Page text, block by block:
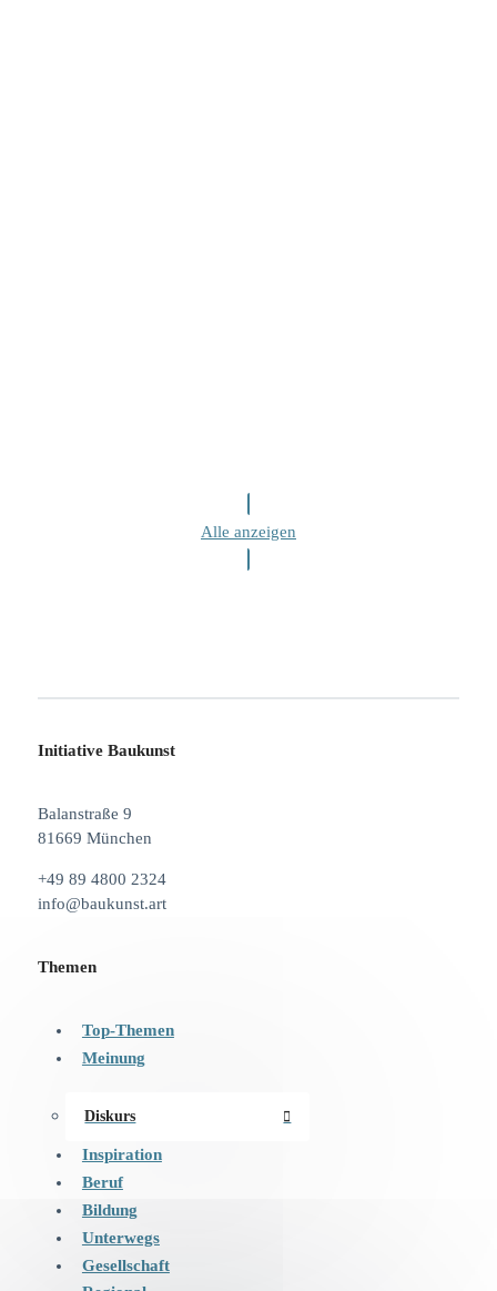
Alle anzeigen
Initiative Baukunst
Balanstraße 9
81669 München
+49 89 4800 2324
info@baukunst.art
Themen
Top-Themen
Meinung
Diskurs
Inspiration
Beruf
Bildung
Unterwegs
Gesellschaft